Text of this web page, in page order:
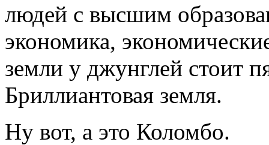
людей с высшим
экономика,
земли у джунглей стоит
Бриллиантовая земля.
Ну вот, а это Коломбо.